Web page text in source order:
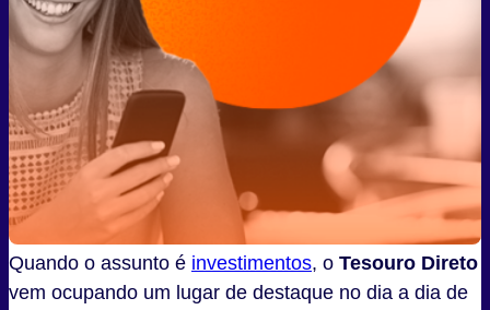
Quando o assunto é investimentos, o Tesouro Direto
vem ocupando um lugar de destaque no dia a dia de